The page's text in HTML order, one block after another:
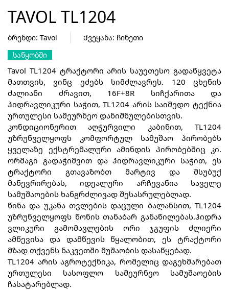
TAVOL TL1204
ბრენდი: Tavol
Ქვეყანა: ჩინეთი
ᲡᲐᲬᲧᲝᲑᲨᲘ
Tavol TL1204 ტრაქტორი არის საუეთესო გადაწყვეტა
მათთვის, ვინც ეძებს სიმძლავრეს. 120 ცხენის
ძალიანი ძრავით, 16F+8R სიჩქარითა და
ჰიდრავლიკური საჭით, TL1204 არის საიმედო ტექნია
ურთულესი სამეურნეო დანიშნულებისთვის.
კონდიციონერით აღჭურვილი კაბინით, TL1204
უზრუნველყოფს კომფორტულ სამუშაო პირობებს
ყველაზე ექსტრემალური ამინდის პირობებშიც კი.
ორმაგი გადაჭიმვით და ჰიდრავლიკური საჭით, ეს
ტრაქტორი გთავაზობთ მარტივ და მსუბუქ
მანევრირებას, იდეალური არჩევანია საველე
სამუშაოების ხანგრძლივად შესასრულებლად.
წინა და უკანა თვლების დაცული ბალანსით, TL1204
უზრუნველყოფს წონის თანაბარ განაწილებას.ჰიდრა
ვლიკური გამომავლების ორი ჯგუფის ძლიერი
ამწევისა და დამწევის წყალობით, ეს ტრაქტორი
მზად თქვენს ნაკვეთში მუშაობის დასაწყებად.
TL1204 არის აგროტექნიკა, რომელიც დაგეხმარებათ
ურთულესი სასოფლო სამეურნეო სამუშაოების
ჩასატარებლად.